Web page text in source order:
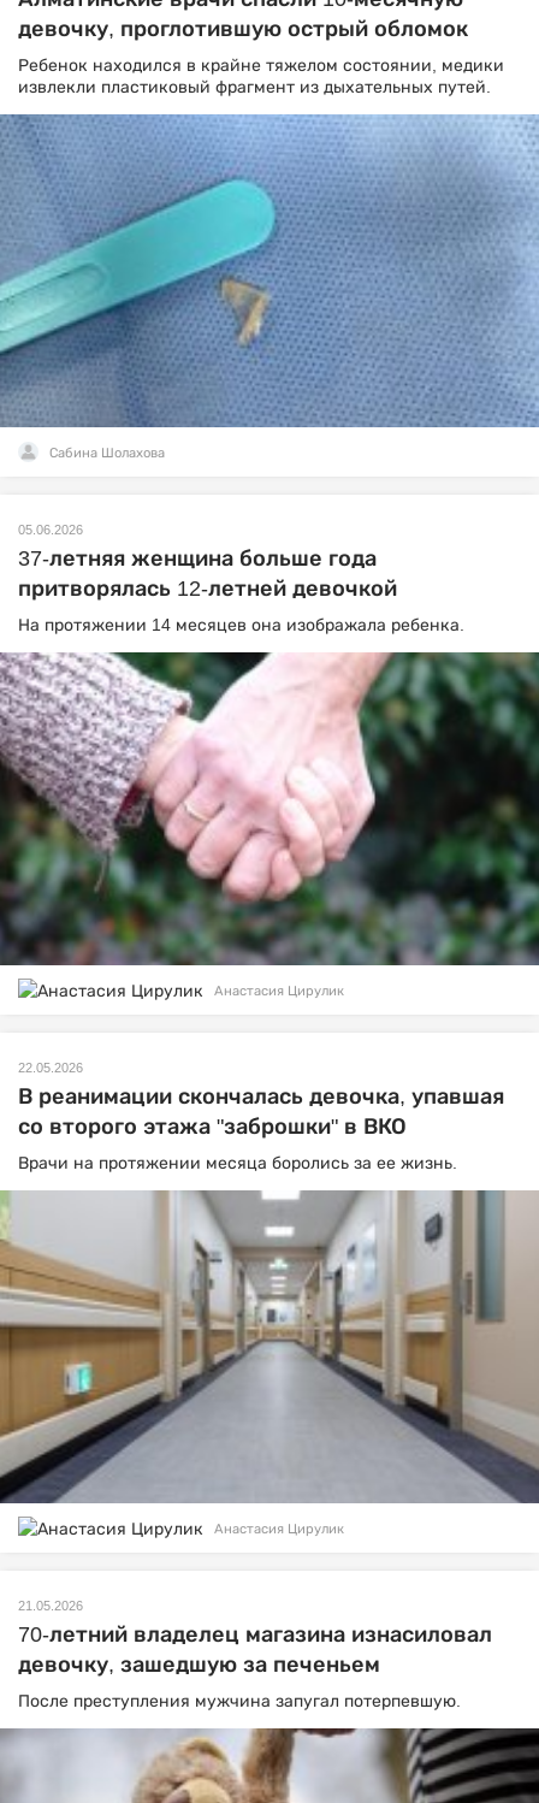
девочку, проглотившую острый обломок
Ребенок находился в крайне тяжелом состоянии, медики
извлекли пластиковый фрагмент из дыхательных путей.
Сабина Шолахова
05.06.2026
37-летняя женщина больше года
притворялась 12-летней девочкой
На протяжении 14 месяцев она изображала ребенка.
Анастасия Цирулик
22.05.2026
В реанимации скончалась девочка, упавшая
со второго этажа "заброшки" в ВКО
Врачи на протяжении месяца боролись за ее жизнь.
Анастасия Цирулик
21.05.2026
70-летний владелец магазина изнасиловал
девочку, зашедшую за печеньем
После преступления мужчина запугал потерпевшую.